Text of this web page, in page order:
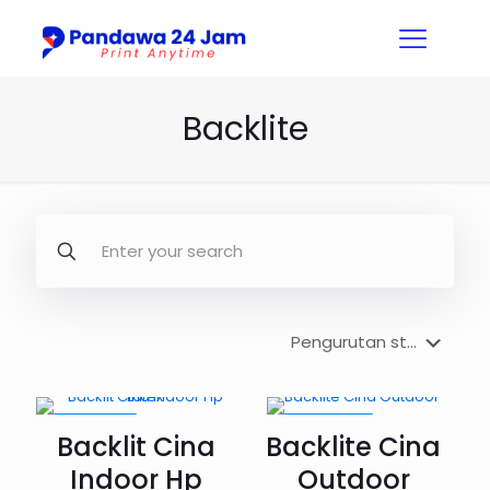
Backlite
Backlit Cina
Indoor Hp
Backlite Cina
Outdoor